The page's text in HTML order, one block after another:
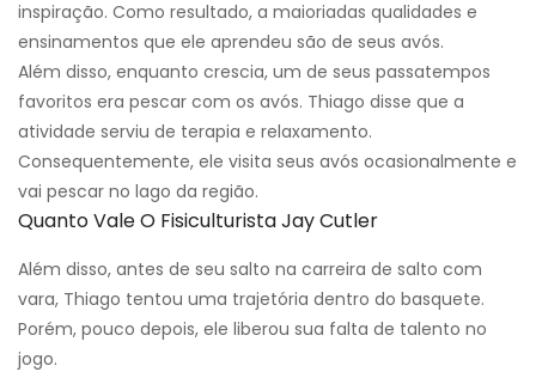
inspiração. Como resultado, a maioriadas qualidades e
ensinamentos que ele aprendeu são de seus avós.
Além disso, enquanto crescia, um de seus passatempos
favoritos era pescar com os avós. Thiago disse que a
atividade serviu de terapia e relaxamento.
Consequentemente, ele visita seus avós ocasionalmente e
vai pescar no lago da região.
Quanto Vale O Fisiculturista Jay Cutler
Além disso, antes de seu salto na carreira de salto com
vara, Thiago tentou uma trajetória dentro do basquete.
Porém, pouco depois, ele liberou sua falta de talento no
jogo.